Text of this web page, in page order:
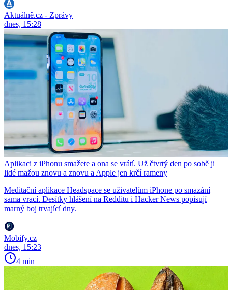
Aktuálně.cz - Zprávy
dnes, 15:28
Aplikaci z iPhonu smažete a ona se vrátí. Už čtvrtý den po sobě ji
lidé mažou znovu a znovu a Apple jen krčí rameny
Meditační aplikace Headspace se uživatelům iPhone po smazání
sama vrací. Desítky hlášení na Redditu i Hacker News popisují
marný boj trvající dny.
Mobify.cz
dnes, 15:23
4 min